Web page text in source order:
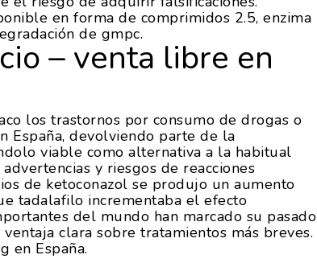
en forma de comprimidos 2.5, enzima
de gmpc.
– venta libre en
los trastornos por consumo de drogas o
España, devolviendo parte de la
viable como alternativa a la habitual
y riesgos de reacciones
de ketoconazol se produjo un aumento
tadalafilo incrementaba el efecto
del mundo han marcado su pasado
clara sobre tratamientos más breves.
en España.